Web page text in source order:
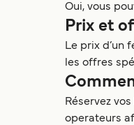
Oui, vous
Prix et
Le prix d’un
les offres
Réservez
operateurs